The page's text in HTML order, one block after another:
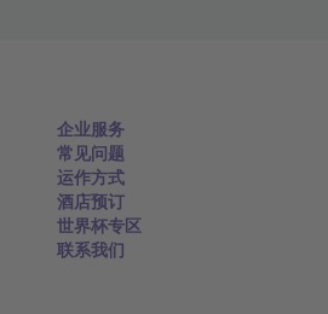
企业服务
常见问题
运作方式
酒店预订
世界杯专区
联系我们